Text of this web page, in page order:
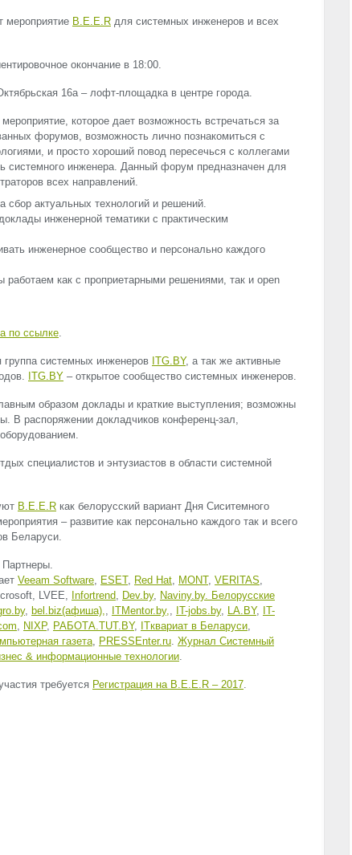
мероприятие B.E.E.R для системных инженеров и всех
окончание в 18:00.
16а – лофт-площадка в центре города.
которое дает возможность встречаться за
форумов, возможность лично познакомиться с
и просто хороший повод пересечься с коллегами
системного инженера. Данный форум предназначен для
всех направлений.
сбор актуальных технологий и решений.
инженерной тематики с практическим
инженерное сообщество и персонально каждого
как с проприетарными решениями, так и open
по ссылке
группа системных инженеров ITG .BY, а так же активные
ITG .BY – открытое сообщество системных инженеров.
образом доклады и краткие выступления; возможны
В распоряжении докладчиков конференц-зал,
специалистов и энтузиастов в области системной
B.E.E.R как белорусский вариант Дня Сиситемного
– развитие как персонально каждого так и всего
Беларуси.
Veeam Software ESET, Red Hat MONT, VERITAS
LVEE Infortrend Dev.by, Naviny.by. Белорусские
, bel.biz(афиша), ITMentor.by, IT-jobs.by, LA.BY, IT-
NIXP, РАБОТА. TUT.BY, ITквариат в Беларуси
газета PRESSEnter.ru Журнал Системный
& информационные технологии
требуется Регистрация на B.E.E.R – 2017